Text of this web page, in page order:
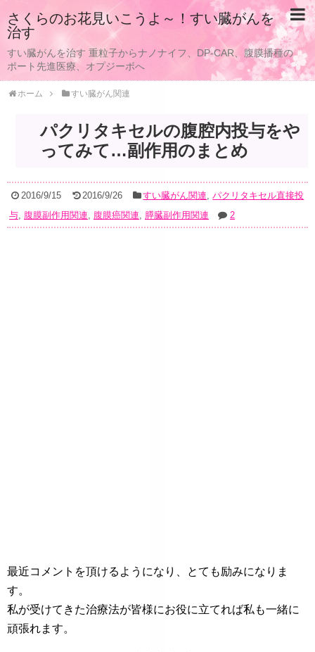
さくらのお花見いこうよ～！すい臓がんを
治す
すい臓がんを治す 重粒子からナノナイフ、DP-CAR、腹膜播種の
ポート先進医療、オプジーボへ
ホーム すい臓がん関連
パクリタキセルの腹腔内投与をや
ってみて…副作用のまとめ
2016/9/15 2016/9/26 すい臓がん関連,パクリタキセル直接投
与, 腹膜副作用関連, 腹膜癌関連, 膵臓副作用関連 2
最近コメントを頂けるようになり、とても励みになりま
す。
私が受けてきた治療法が皆様にお役に立てれば私も一緒に
頑張れます。